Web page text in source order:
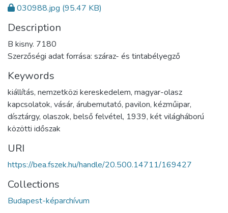
030988.jpg (95.47 KB)
Description
B kisny. 7180
Szerzőségi adat forrása: száraz- és tintabélyegző
Keywords
kiállítás, nemzetközi kereskedelem, magyar-olasz
kapcsolatok, vásár, árubemutató, pavilon, kézműipar,
dísztárgy, olaszok, belső felvétel, 1939, két világháború
közötti időszak
URI
https://bea.fszek.hu/handle/20.500.14711/169427
Collections
Budapest-képarchívum